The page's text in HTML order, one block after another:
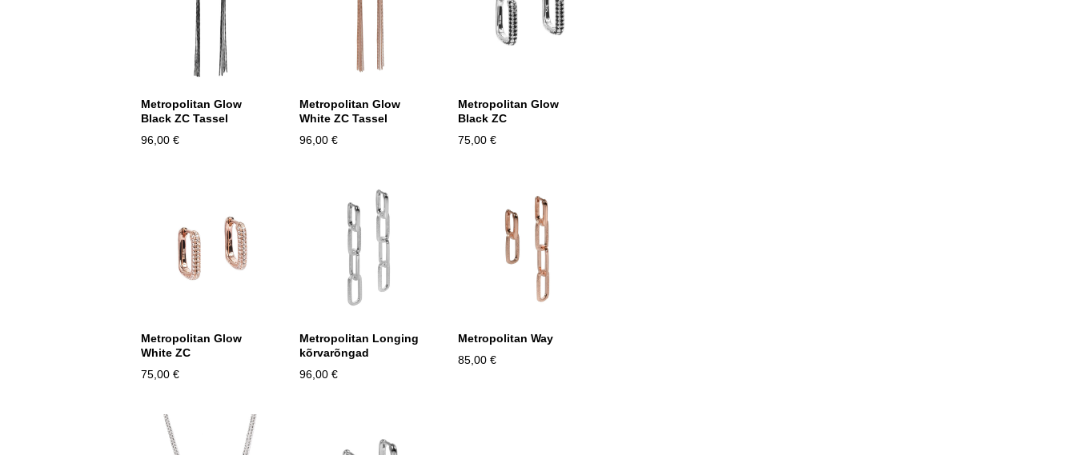
Metropolitan Glow
Black ZC Tassel
96,00 €
Metropolitan Glow
White ZC Tassel
96,00 €
Metropolitan Glow
Black ZC
75,00 €
Metropolitan Glow
White ZC
75,00 €
Metropolitan Longing
kõrvarõngad
96,00 €
Metropolitan Way
85,00 €